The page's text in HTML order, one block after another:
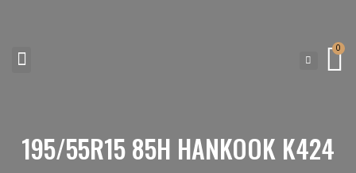
0
195/55R15 85H HANKOOK K424